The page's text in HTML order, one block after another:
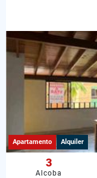
Apartamento Alquiler
3
Alcoba